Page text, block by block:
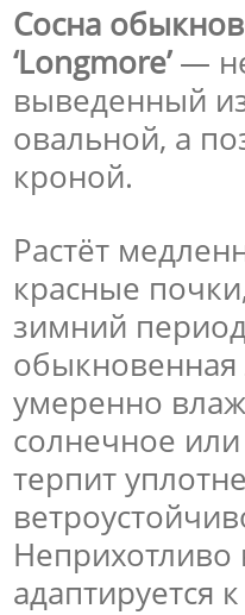
Сосна
‘Longmore’—
выведенный
овальной, а
кроной.
Растёт
красные
зимний
обыкновенная
умеренно
солнечное
терпит
адаптируется